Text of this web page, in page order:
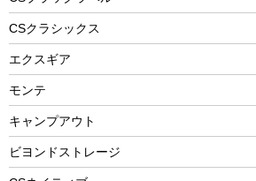
トレー
ランチョンマット
ランチボックス
ヘルメット
エアーポンプ
ビーチテント
ウィンター
スノーシュー
防寒ウェア
CSクラシックス
エクスギア
モンテ
キャンプアウト
ビヨンドストレージ